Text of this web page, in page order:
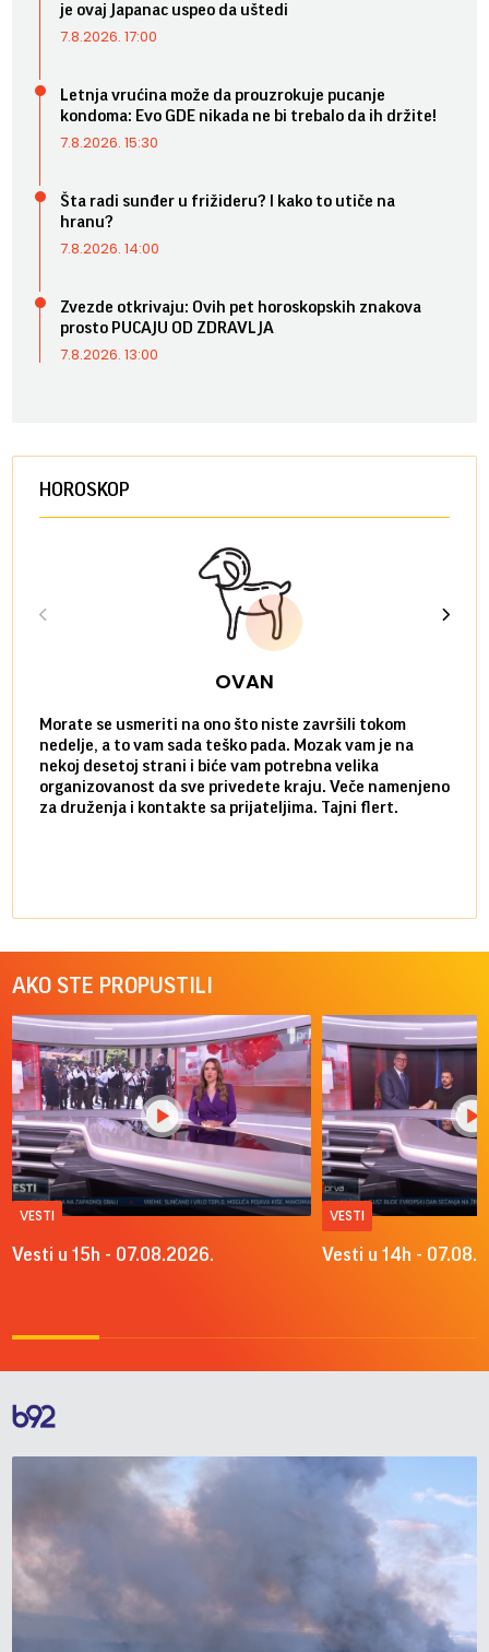
je ovaj Japanac uspeo da uštedi
7.8.2026. 17:00
Letnja vrućina može da prouzrokuje pucanje
kondoma: Evo GDE nikada ne bi trebalo da ih držite!
7.8.2026. 15:30
Šta radi sunđer u frižideru? I kako to utiče na
hranu?
7.8.2026. 14:00
Zvezde otkrivaju: Ovih pet horoskopskih znakova
prosto PUCAJU OD ZDRAVLJA
7.8.2026. 13:00
HOROSKOP
OVAN
Morate se usmeriti na ono što niste završili tokom
nedelje, a to vam sada teško pada. Mozak vam je na
nekoj desetoj strani i biće vam potrebna velika
organizovanost da sve privedete kraju. Veče namenjeno
za druženja i kontakte sa prijateljima. Tajni flert.
AKO STE PROPUSTILI
VESTI
Vesti u 15h - 07.08.2026.
VESTI
Vesti u 14h -